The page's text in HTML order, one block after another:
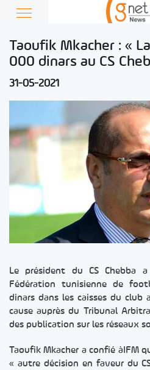
Taoufik Mkacher : «
000 dinars au CS
31-05-2021
Le président du CS Chebba
Fédération tunisienne de
dinars dans les caisses du club
cause auprès du Tribunal
des publication sur les réseaux
Taoufik Mkacher a confié àIFM
« autre décision en faveur du